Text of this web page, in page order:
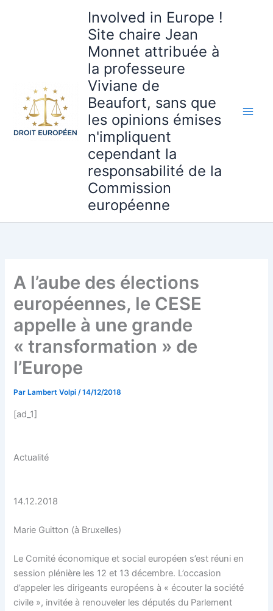
Involved in Europe !
Site chaire Jean
Monnet attribuée à
la professeure
Viviane de
Beaufort, sans que
les opinions émises
n'impliquent
cependant la
responsabilité de la
Commission
européenne
A l’aube des élections
européennes, le CESE
appelle à une grande
« transformation » de
l’Europe
Par Lambert Volpi/14/12/2018
[ad_1]
Actualité
14.12.2018
Marie Guitton (à Bruxelles)
Le Comité économique et social européen s’est réuni en
session plénière les 12 et 13 décembre. L’occasion
d’appeler les dirigeants européens à « écouter la société
civile », invitée à renouveler les députés du Parlement